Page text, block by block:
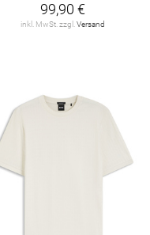
99,90 €
inkl. MwSt. zzgl. Versand